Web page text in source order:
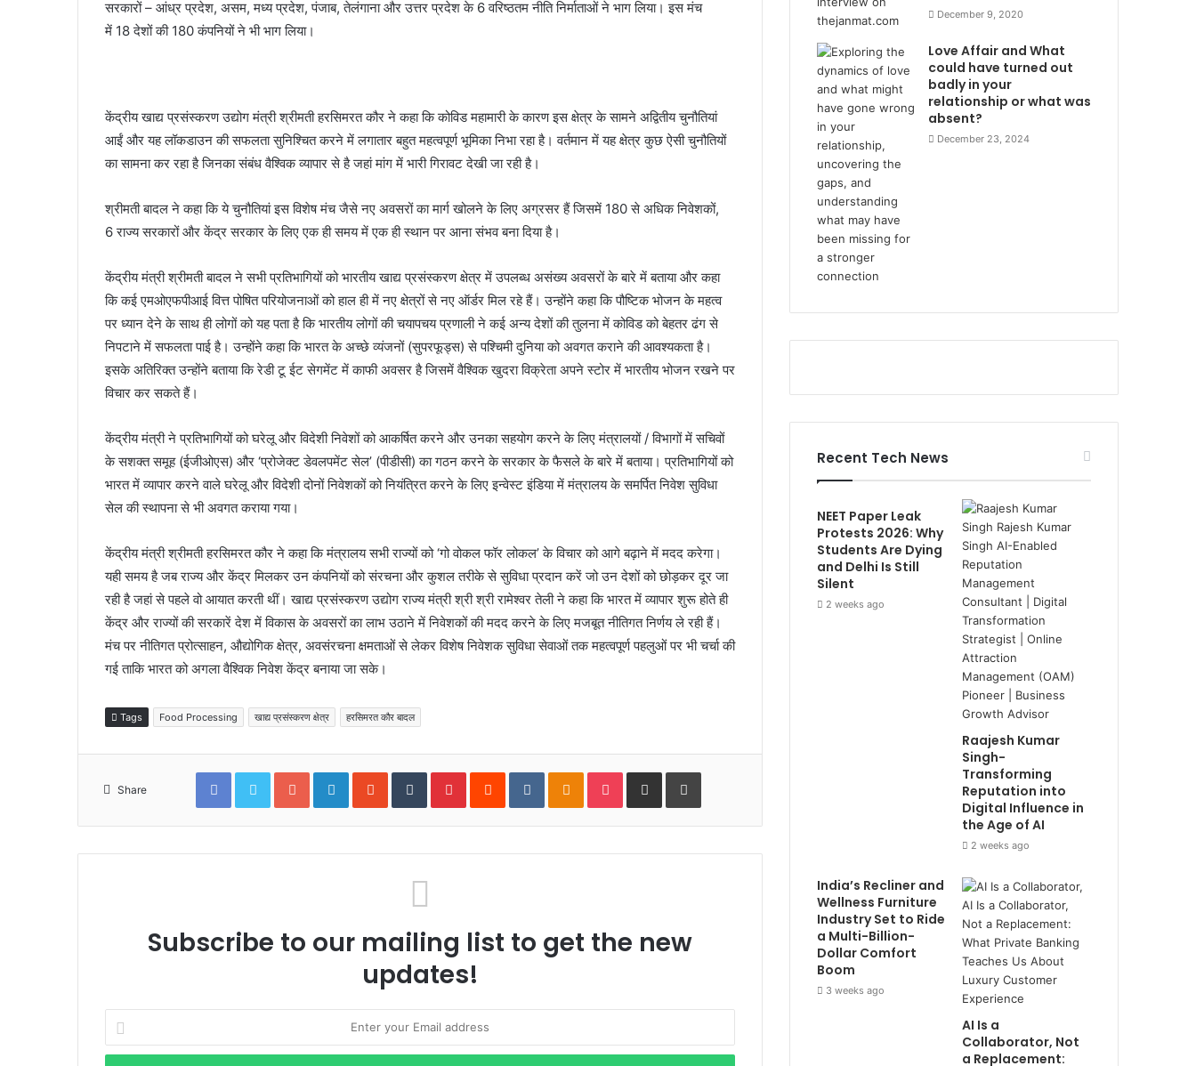
सरकारों – आंध्र प्रदेश, असम, मध्य प्रदेश, पंजाब, तेलंगाना और उत्तर प्रदेश के 6 वरिष्ठतम नीति निर्माताओं ने भाग लिया। इस मंच
में 18 देशों की 180 कंपनियों ने भी भाग लिया।
केंद्रीय खाद्य प्रसंस्करण उद्योग मंत्री श्रीमती हरसिमरत कौर ने कहा कि कोविड महामारी के कारण इस क्षेत्र के सामने अद्वितीय चुनौतियां
आईं और यह लॉकडाउन की सफलता सुनिश्चित करने में लगातार बहुत महत्वपूर्ण भूमिका निभा रहा है। वर्तमान में यह क्षेत्र कुछ ऐसी चुनौतियों
का सामना कर रहा है जिनका संबंध वैश्विक व्यापार से है जहां मांग में भारी गिरावट देखी जा रही है।
श्रीमती बादल ने कहा कि ये चुनौतियां इस विशेष मंच जैसे नए अवसरों का मार्ग खोलने के लिए अग्रसर हैं जिसमें 180 से अधिक निवेशकों,
6 राज्य सरकारों और केंद्र सरकार के लिए एक ही समय में एक ही स्थान पर आना संभव बना दिया है।
केंद्रीय मंत्री श्रीमती बादल ने सभी प्रतिभागियों को भारतीय खाद्य प्रसंस्करण क्षेत्र में उपलब्ध असंख्य अवसरों के बारे में बताया और कहा
कि कई एमओएफपीआई वित्त पोषित परियोजनाओं को हाल ही में नए क्षेत्रों से नए ऑर्डर मिल रहे हैं। उन्होंने कहा कि पौष्टिक भोजन के महत्व
पर ध्यान देने के साथ ही लोगों को यह पता है कि भारतीय लोगों की चयापचय प्रणाली ने कई अन्य देशों की तुलना में कोविड को बेहतर ढंग से
निपटाने में सफलता पाई है। उन्होंने कहा कि भारत के अच्छे व्यंजनों (सुपरफूड्स) से पश्चिमी दुनिया को अवगत कराने की आवश्यकता है।
इसके अतिरिक्त उन्होंने बताया कि रेडी टू ईट सेगमेंट में काफी अवसर है जिसमें वैश्विक खुदरा विक्रेता अपने स्टोर में भारतीय भोजन रखने पर
विचार कर सकते हैं।
केंद्रीय मंत्री ने प्रतिभागियों को घरेलू और विदेशी निवेशों को आकर्षित करने और उनका सहयोग करने के लिए मंत्रालयों / विभागों में सचिवों
के सशक्त समूह (ईजीओएस) और ‘प्रोजेक्ट डेवलपमेंट सेल’ (पीडीसी) का गठन करने के सरकार के फैसले के बारे में बताया। प्रतिभागियों को
भारत में व्यापार करने वाले घरेलू और विदेशी दोनों निवेशकों को नियंत्रित करने के लिए इन्वेस्ट इंडिया में मंत्रालय के समर्पित निवेश सुविधा
सेल की स्थापना से भी अवगत कराया गया।
केंद्रीय मंत्री श्रीमती हरसिमरत कौर ने कहा कि मंत्रालय सभी राज्यों को ‘गो वोकल फॉर लोकल’ के विचार को आगे बढ़ाने में मदद करेगा।
यही समय है जब राज्य और केंद्र मिलकर उन कंपनियों को संरचना और कुशल तरीके से सुविधा प्रदान करें जो उन देशों को छोड़कर दूर जा
रही है जहां से पहले वो आयात करती थीं। खाद्य प्रसंस्करण उद्योग राज्य मंत्री श्री श्री रामेश्वर तेली ने कहा कि भारत में व्यापार शुरू होते ही
केंद्र और राज्यों की सरकारें देश में विकास के अवसरों का लाभ उठाने में निवेशकों की मदद करने के लिए मजबूत नीतिगत निर्णय ले रही हैं।
मंच पर नीतिगत प्रोत्साहन, औद्योगिक क्षेत्र, अवसंरचना क्षमताओं से लेकर विशेष निवेशक सुविधा सेवाओं तक महत्वपूर्ण पहलुओं पर भी चर्चा की
गई ताकि भारत को अगला वैश्विक निवेश केंद्र बनाया जा सके।
Tags Food Processing खाद्य प्रसंस्करण क्षेत्र हरसिमरत कौर बादल
Share
FacebookTwitterGoogle+LinkedInStumbleUpon
TumblrPinterestReddit VKontakteOdnoklassniki
PocketShare via Email Print
Subscribe to our mailing list to get the new
updates!
your
Email
December 9, 2020
Love Affair and What
could have turned out
badly in your
relationship or what was
absent?
December 23, 2024
Recent Tech News
NEET Paper Leak
Protests 2026: Why
Students Are Dying
and Delhi Is Still
Silent
2 weeks ago
Raajesh Kumar
Singh-
Transforming
Reputation into
Digital Influence in
the Age of AI
2 weeks ago
India’s Recliner and
Wellness Furniture
Industry Set to Ride
a Multi-Billion-
Dollar Comfort
Boom
3 weeks ago
AI Is a
Collaborator, Not
a Replacement: